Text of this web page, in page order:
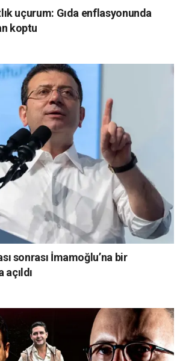
uçurum: Gıda enflasyonunda
koptu
sonrası İmamoğlu’na bir